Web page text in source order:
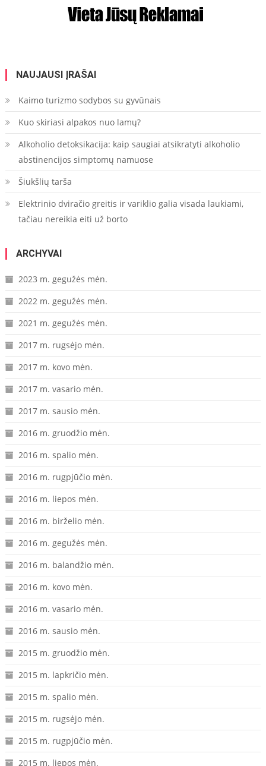
NAUJAUSI ĮRAŠAI
Kaimo turizmo sodybos su gyvūnais
Kuo skiriasi alpakos nuo lamų?
Alkoholio detoksikacija: kaip saugiai atsikratyti alkoholio
abstinencijos simptomų namuose
Šiukšlių tarša
Elektrinio dviračio greitis ir variklio galia visada laukiami,
tačiau nereikia eiti už borto
ARCHYVAI
2023 m. gegužės mėn.
2022 m. gegužės mėn.
2021 m. gegužės mėn.
2017 m. rugsėjo mėn.
2017 m. kovo mėn.
2017 m. vasario mėn.
2017 m. sausio mėn.
2016 m. gruodžio mėn.
2016 m. spalio mėn.
2016 m. rugpjūčio mėn.
2016 m. liepos mėn.
2016 m. birželio mėn.
2016 m. gegužės mėn.
2016 m. balandžio mėn.
2016 m. kovo mėn.
2016 m. vasario mėn.
2016 m. sausio mėn.
2015 m. gruodžio mėn.
2015 m. lapkričio mėn.
2015 m. spalio mėn.
2015 m. rugsėjo mėn.
2015 m. rugpjūčio mėn.
2015 m. liepos mėn.